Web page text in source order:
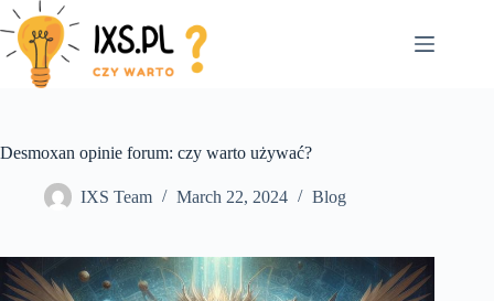
Skip
to
content
Desmoxan opinie forum: czy warto używać?
IXS Team March 22, 2024 Blog